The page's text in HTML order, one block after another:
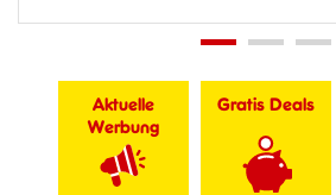
Aktuelle
Werbung
Gratis Deals